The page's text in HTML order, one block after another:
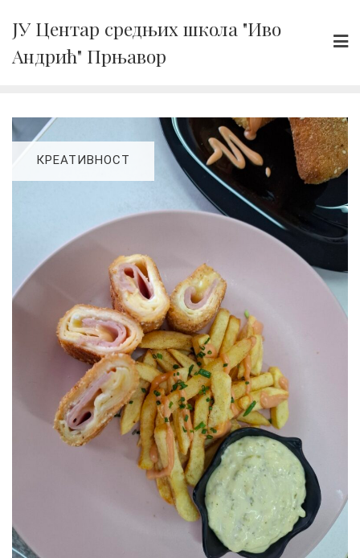
content
ЈУ Центар средњих школа "Иво
Андрић" Прњавор
КРЕАТИВНОСТ